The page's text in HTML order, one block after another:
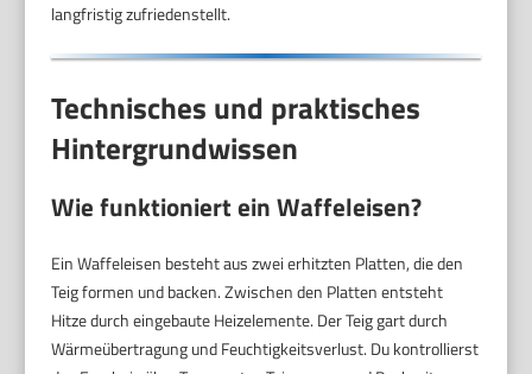
langfristig zufriedenstellt.
Technisches und praktisches
Hintergrundwissen
Wie funktioniert ein Waffeleisen?
Ein Waffeleisen besteht aus zwei erhitzten Platten, die den
Teig formen und backen. Zwischen den Platten entsteht
Hitze durch eingebaute Heizelemente. Der Teig gart durch
Wärmeübertragung und Feuchtigkeitsverlust. Du kontrollierst